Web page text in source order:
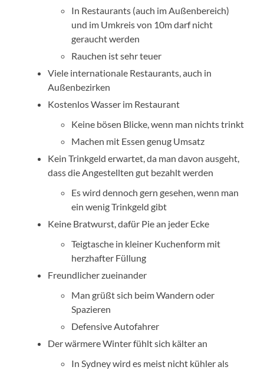
In Restaurants (auch im Außenbereich)
und im Umkreis von 10m darf nicht
geraucht werden
Rauchen ist sehr teuer
Viele internationale Restaurants, auch in
Außenbezirken
Kostenlos Wasser im Restaurant
Keine bösen Blicke, wenn man nichts trinkt
Machen mit Essen genug Umsatz
Kein Trinkgeld erwartet, da man davon ausgeht,
dass die Angestellten gut bezahlt werden
Es wird dennoch gern gesehen, wenn man
ein wenig Trinkgeld gibt
Keine Bratwurst, dafür Pie an jeder Ecke
Teigtasche in kleiner Kuchenform mit
herzhafter Füllung
Freundlicher zueinander
Man grüßt sich beim Wandern oder
Spazieren
Defensive Autofahrer
Der wärmere Winter fühlt sich kälter an
In Sydney wird es meist nicht kühler als